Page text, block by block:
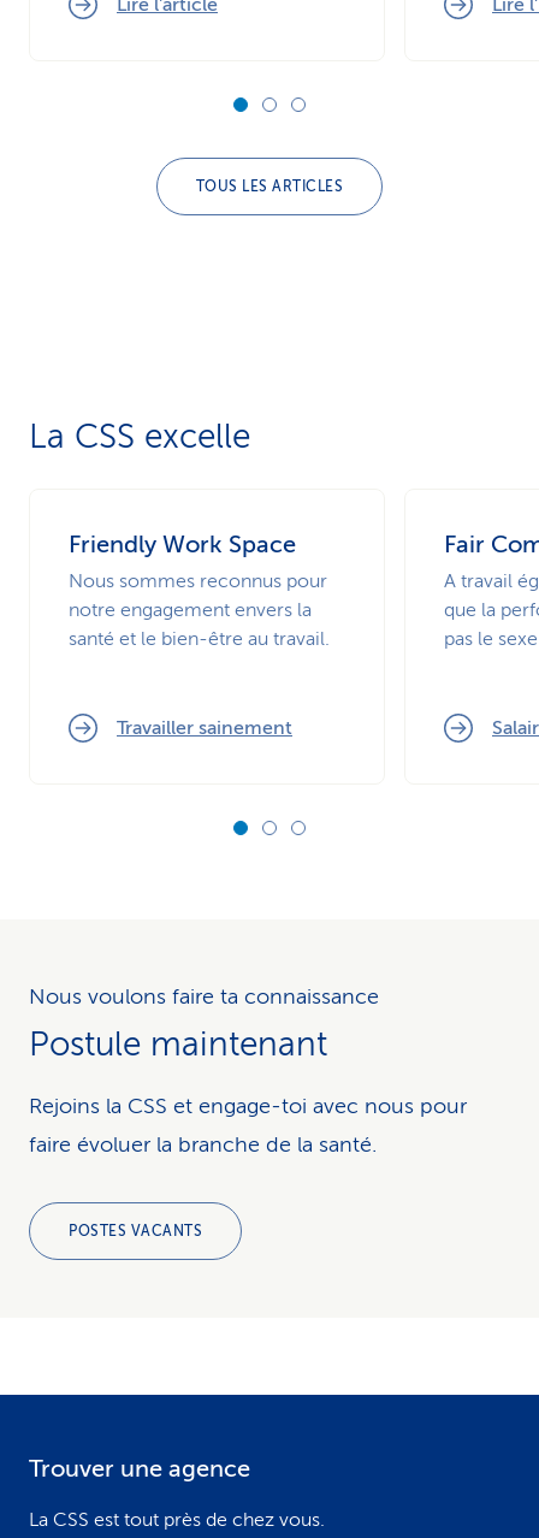
Lire l'article Lire
TOUS LES ARTICLES
La CSS excelle
Friendly Work Space
Nous sommes reconnus pour
notre engagement envers la
santé et le bien-être au travail.
Travailler sainement
Fair
A travail
que la
pas le
Nous voulons faire ta connaissance
Postule maintenant
Rejoins la CSS et engage-toi avec nous pour
faire évoluer la branche de la santé.
POSTES VACANTS
Trouver une agence
La CSS est tout près de chez vous.